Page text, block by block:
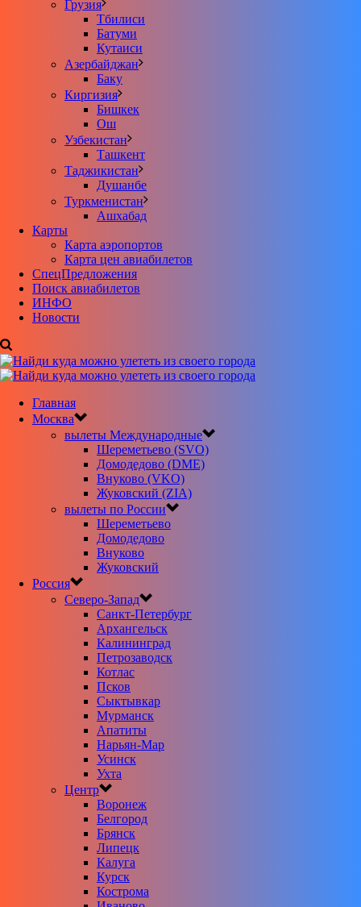
Грузия
Тбилиси
Батуми
Кутаиси
Азербайджан
Баку
Киргизия
Бишкек
Ош
Узбекистан
Ташкент
Таджикистан
Душанбе
Туркменистан
Ашхабад
Карты
Карта аэропортов
Карта цен авиабилетов
CпецПредложения
Поиск авиабилетов
ИНФО
Новости
Главная
Москва
вылеты Международные
Шереметьево (SVO)
Домодедово (DME)
Внуково (VKO)
Жуковский (ZIA)
вылеты по России
Шереметьево
Домодедово
Внуково
Жуковский
Россия
Северо-Запад
Санкт-Петербург
Архангельск
Калининград
Петрозаводск
Котлас
Псков
Сыктывкар
Мурманск
Апатиты
Нарьян-Мар
Усинск
Ухта
Центр
Воронеж
Белгород
Брянск
Липецк
Калуга
Курск
Кострома